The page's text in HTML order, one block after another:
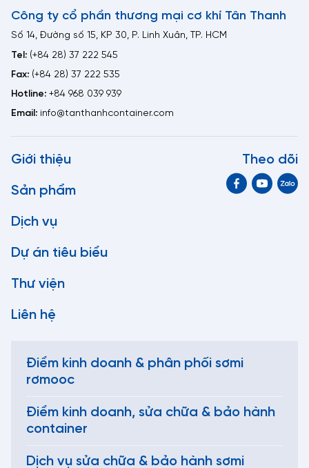
Công ty cổ phần thương mại cơ khí Tân Thanh
Số 14, Đường số 15, KP 30, P. Linh Xuân, TP. HCM
Tel: (+84 28) 37 222 545
Fax: (+84 28) 37 222 535
Hotline: +84 968 039 939
Email: info@tanthanhcontainer.com
Giới thiệu
Sản phẩm
Dịch vụ
Dự án tiêu biểu
Thư viện
Liên hệ
Theo dõi
Điểm kinh doanh & phân phối sơmi
rơmooc
Điểm kinh doanh, sửa chữa & bảo hành
container
Dịch vụ sửa chữa & bảo hành sơmi